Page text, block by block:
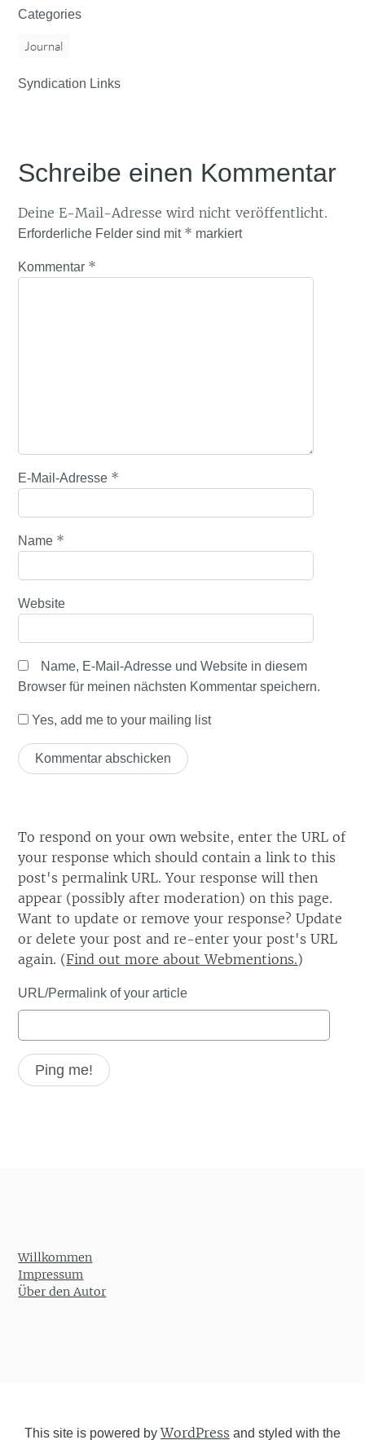
Categories
Journal
Syndication Links
Schreibe einen Kommentar
Deine E-Mail-Adresse wird nicht veröffentlicht.
Erforderliche Felder sind mit * markiert
Kommentar *
E-Mail-Adresse *
Name *
Website
Name, E-Mail-Adresse und Website in diesem
Browser für meinen nächsten Kommentar speichern.
Yes, add me to your mailing list
To respond on your own website, enter the URL of
your response which should contain a link to this
post's permalink URL. Your response will then
appear (possibly after moderation) on this page.
Want to update or remove your response? Update
or delete your post and re-enter your post's URL
again. (Find out more about Webmentions.)
URL/Permalink of your article
Willkommen
Impressum
Über den Autor
This site is powered byWordPress and styled with the